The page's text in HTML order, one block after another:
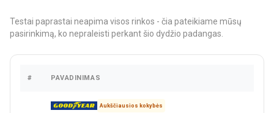
Testai paprastai neapima visos rinkos - čia pateikiame mūsų
pasirinkimą, ko nepraleisti perkant šio dydžio padangas.
# PAVADINIMAS
Aukščiausios kokybės